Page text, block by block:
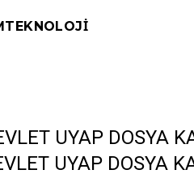
TEKNOLOJI
UYAP DOSYA
UYAP DOSYA